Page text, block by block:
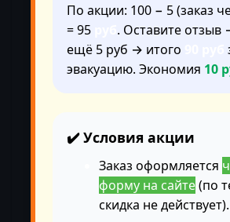
По акции: 100 − 5 (заказ
= 95
. Оставите отзыв
ещё 5 руб → итого
эвакуацию. Экономия 10
✔️ Условия акции
Заказ оформляется
форму на сайте(по
скидка не действует).